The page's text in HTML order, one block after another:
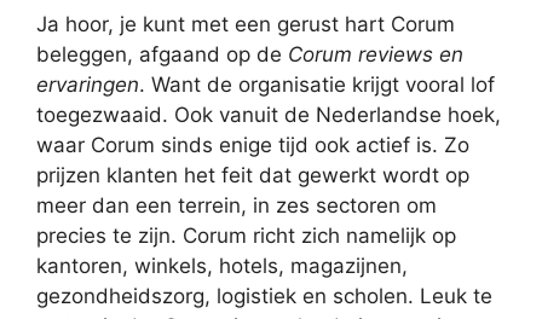
Ja hoor, je kunt met een gerust hart Corum
beleggen, afgaand op de Corum reviews en
ervaringen. Want de organisatie krijgt vooral lof
toegezwaaid. Ook vanuit de Nederlandse hoek,
waar Corum sinds enige tijd ook actief is. Zo
prijzen klanten het feit dat gewerkt wordt op
meer dan een terrein, in zes sectoren om
precies te zijn. Corum richt zich namelijk op
kantoren, winkels, hotels, magazijnen,
gezondheidszorg, logistiek en scholen. Leuk te